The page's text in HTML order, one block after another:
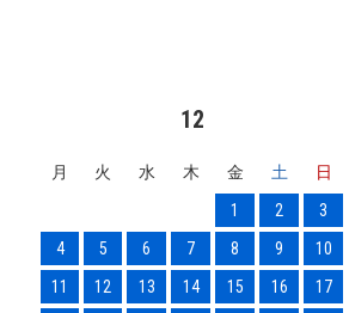
12
月 火 水 木 金 土
日
1
2
3
4
5 6 7 8 9
10
11
12 13 14 15 16 17